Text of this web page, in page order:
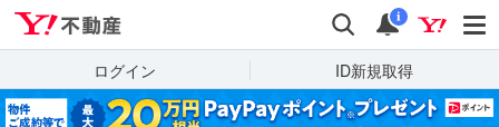
検索 通知
i
ログイン ID新規取得